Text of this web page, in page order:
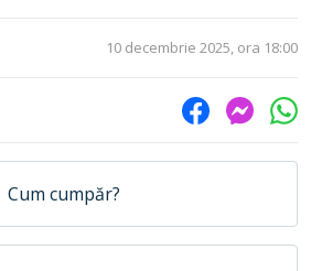
10 decembrie 2025, ora 18:00
Cum cumpăr?